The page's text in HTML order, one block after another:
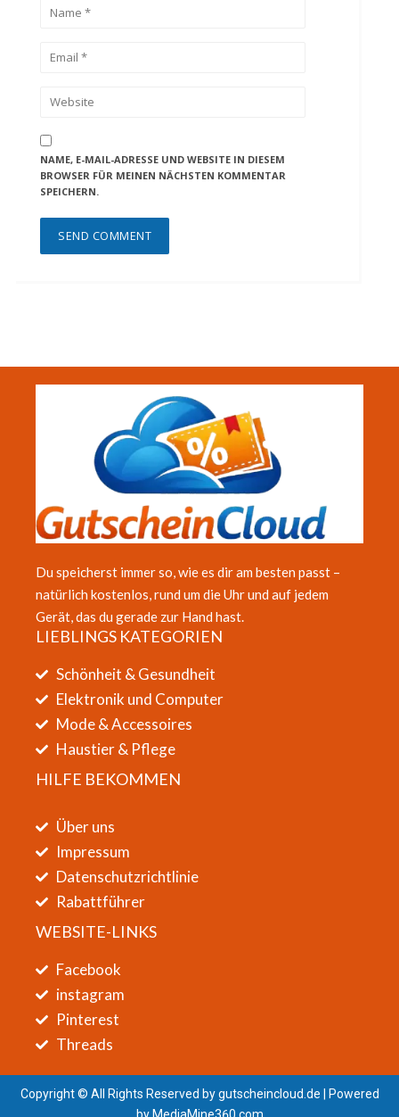
NAME, E-MAIL-ADRESSE UND WEBSITE IN DIESEM
BROWSER FÜR MEINEN NÄCHSTEN KOMMENTAR
SPEICHERN.
Du speicherst immer so, wie es dir am besten passt –
natürlich kostenlos, rund um die Uhr und auf jedem
Gerät, das du gerade zur Hand hast.
LIEBLINGS KATEGORIEN
Schönheit & Gesundheit
Elektronik und Computer
Mode & Accessoires
Haustier & Pflege
HILFE BEKOMMEN
Über uns
Impressum
Datenschutzrichtlinie
Rabattführer
WEBSITE-LINKS
Facebook
instagram
Pinterest
Threads
Copyright © All Rights Reserved bygutscheincloud.de | Powered
byMediaMine360.com